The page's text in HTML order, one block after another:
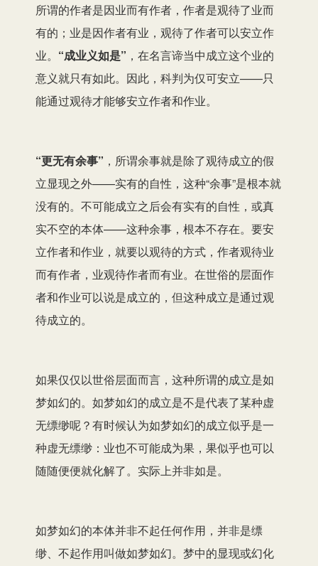
所谓的作者是因业而有作者，作者是观待了业而
有的；业是因作者有业，观待了作者可以安立作
业。 “成业义如是” ，在名言谛当中成立这个业的
意义就只有如此。因此，科判为仅可安立——只
能通过观待才能够安立作者和作业。
“更无有余事” ，所谓余事就是除了观待成立的假
立显现之外——实有的自性，这种“余事”是根本就
没有的。不可能成立之后会有实有的自性，或真
实不空的本体——这种余事，根本不存在。要安
立作者和作业，就要以观待的方式，作者观待业
而有作者，业观待作者而有业。在世俗的层面作
者和作业可以说是成立的，但这种成立是通过观
待成立的。
如果仅仅以世俗层面而言，这种所谓的成立是如
梦如幻的。如梦如幻的成立是不是代表了某种虚
无缥缈呢？有时候认为如梦如幻的成立似乎是一
种虚无缥缈：业也不可能成为果，果似乎也可以
随随便便就化解了。实际上并非如是。
如梦如幻的本体并非不起任何作用，并非是缥
缈、不起作用叫做如梦如幻。梦中的显现或幻化